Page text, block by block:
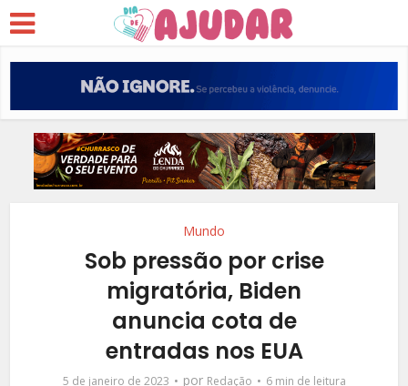
Mundo
Sob pressão por crise
migratória, Biden
anuncia cota de
entradas nos EUA
5 de janeiro de 2023 por Redação 6 min de leitura